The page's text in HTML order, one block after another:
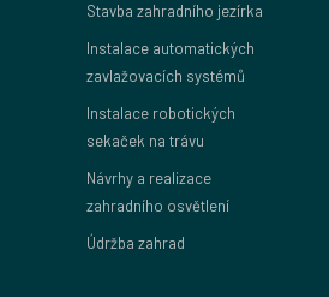
Stavba zahradního jezírka
Instalace automatických
zavlažovacích systémů
Instalace robotických
sekaček na trávu
Návrhy a realizace
zahradního osvětlení
Údržba zahrad